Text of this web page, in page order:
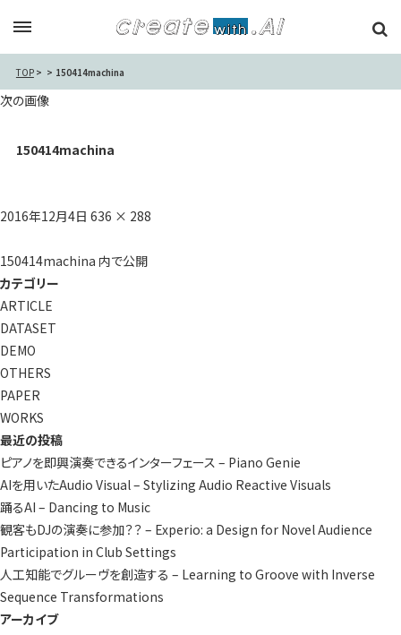
TOP 150414machina
次の画像
150414machina
投
日:
2016年12月4日 フ
サ
636 × 288
投
稿
ナ
ビ
ゲ
ー
シ
ョ
ン
150414machina 内で公開
カテゴリー
ARTICLE
DATASET
DEMO
OTHERS
PAPER
WORKS
最近の投稿
ピアノを即興演奏できるインターフェース – Piano Genie
AIを用いたAudio Visual – Stylizing Audio Reactive Visuals
踊るAI – Dancing to Music
観客もDJの演奏に参加？？ – Experio: a Design for Novel Audience
Participation in Club Settings
人工知能でグルーヴを創造する – Learning to Groove with Inverse
Sequence Transformations
アーカイブ